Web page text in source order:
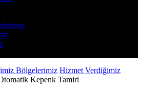
Bölgelerimiz Hizmet Verdiğimiz
Kepenk Tamiri